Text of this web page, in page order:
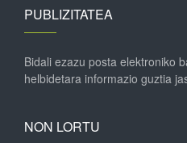
PUBLIZITATEA
Bidali ezazu posta elektroniko
helbidetara informazio guztia
NON LORTU